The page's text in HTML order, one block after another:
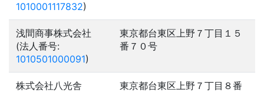
1010001117832)
浅間商事株式会社
(法人番号:
1010501000091)
東京都台東区上野７丁目１５
番７０号
株式会社八光舎
東京都台東区上野７丁目８番